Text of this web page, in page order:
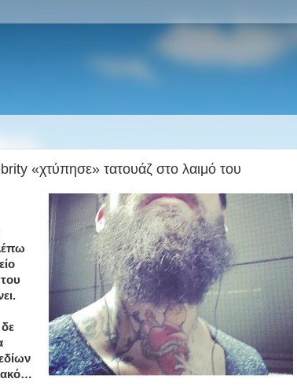
«χτύπησε» τατουάζ στο λαιμό του
δε